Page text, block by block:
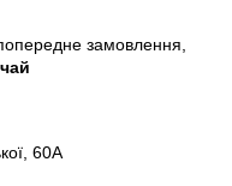
замовлення,
60А